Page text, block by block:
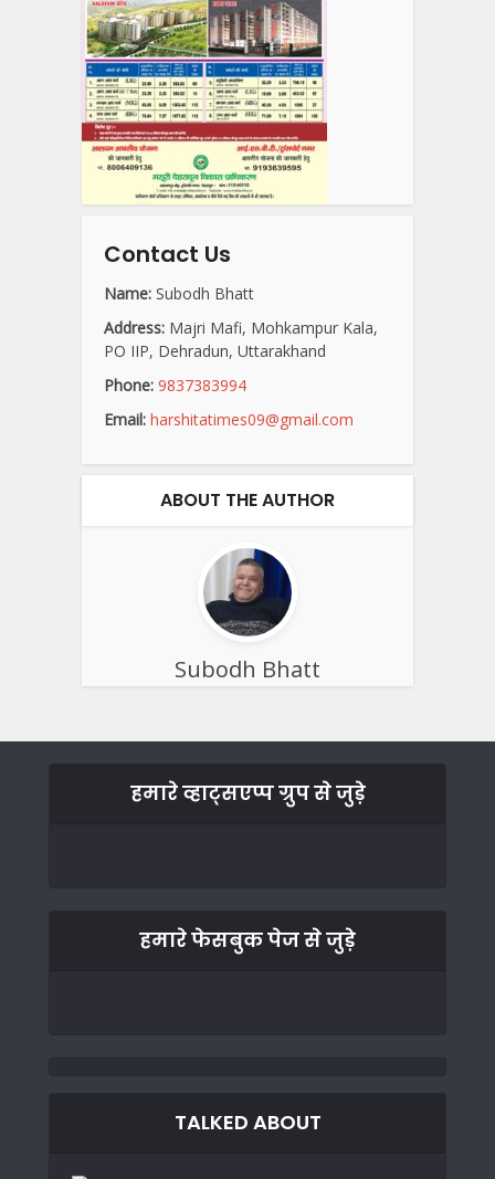
Contact Us
Name: Subodh Bhatt
Address: Majri Mafi, Mohkampur Kala,
PO IIP, Dehradun, Uttarakhand
Phone: 9837383994
Email: harshitatimes09@gmail.com
ABOUT THE AUTHOR
Subodh Bhatt
हमारे व्हाट्सएप्प ग्रुप से जुड़े
हमारे फेसबुक पेज से जुड़े
TALKED ABOUT